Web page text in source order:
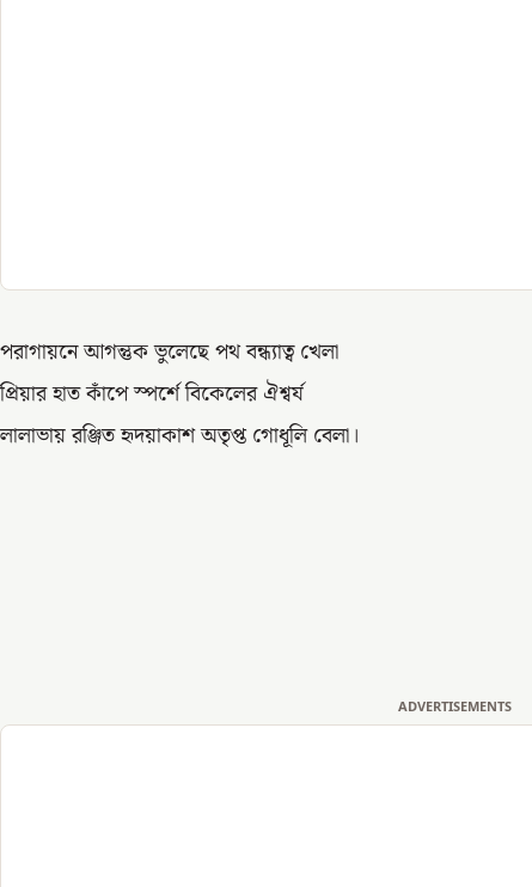
পরাগায়নে আগন্তুক ভুলেছে পথ বন্ধ্যাত্ব খেলা
প্রিয়ার হাত কাঁপে স্পর্শে বিকেলের ঐশ্বর্য
লালাভায় রঞ্জিত হৃদয়াকাশ অতৃপ্ত গোধূলি বেলা।
ADVERTISEMENTS